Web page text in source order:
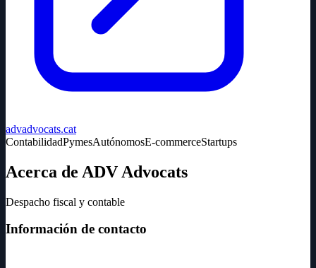
advadvocats.cat
ContabilidadPymesAutónomosE-commerceStartups
Acerca de ADV Advocats
Despacho fiscal y contable
Información de contacto